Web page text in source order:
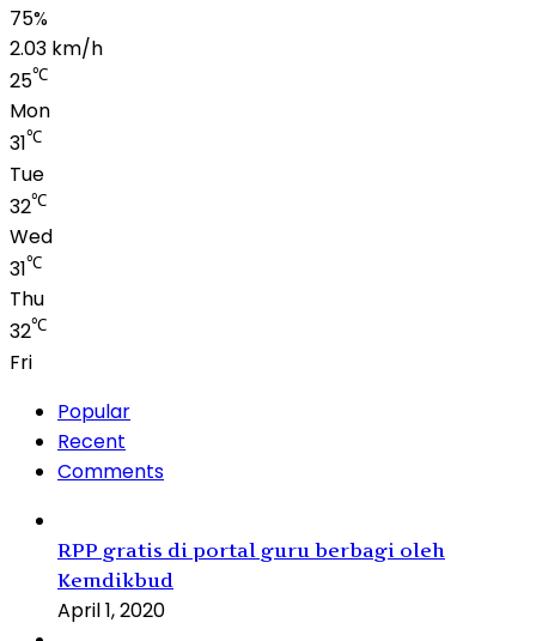
75%
2.03 km/h
25℃
Mon
31℃
Tue
32℃
Wed
31℃
Thu
32℃
Fri
Popular
Recent
Comments
RPP gratis di portal guru berbagi oleh
Kemdikbud
April 1, 2020